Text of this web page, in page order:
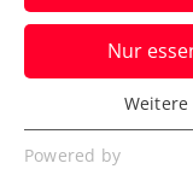
sicherten
größten
kürzlich ihre
Nur
Essenziell
Essenzielle
Powered by